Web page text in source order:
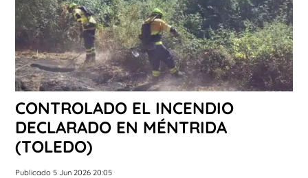
CONTROLADO EL INCENDIO
DECLARADO EN MÉNTRIDA
(TOLEDO)
Publicado 5 Jun 2026 20:05